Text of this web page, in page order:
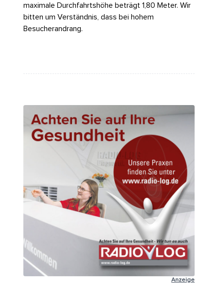
maximale Durchfahrtshöhe beträgt 1,80 Meter. Wir
bitten um Verständnis, dass bei hohem
Besucherandrang.
Anzeige